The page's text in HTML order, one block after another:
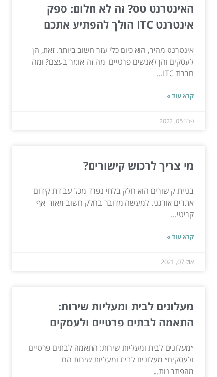
האינטרנט טס? זה לא חלום: ספק
אינטרנט ITC הולך להפתיע אתכם
אינטרנט מהיר, הוא כיום כלי עזר חשוב ביותר. זאת, הן
לעסקים והן לאנשים פרטיים. מה זה אומר בעצם? ומה
חברת ITC...
קרא עוד »
פבר 05, 2022
מי צריך לרכוש קישורים?
בניית קישורים הוא חלק בלתי נפרד מכל עבודת קידום
אתרים אורגני. למעשה מדובר בחלק חשוב מאוד ואף
קריטי....
קרא עוד »
אוק 07, 2021
מעלונים לבית ומעליות שירות:
התאמה לבתים פרטיים ולעסקים
״מעלונים לבית ומעליות שירות: התאמה לבתים פרטיים
ולעסקים״ מעלונים לבית ומעליות שירות הם
מהפתרונות...